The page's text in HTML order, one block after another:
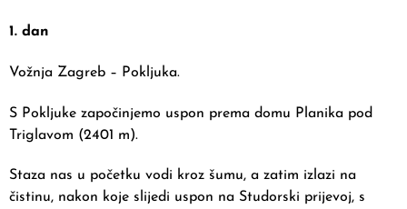
1. dan
Vožnja Zagreb – Pokljuka.
S Pokljuke započinjemo uspon prema domu Planika pod
Triglavom (2401 m).
Staza nas u početku vodi kroz šumu, a zatim izlazi na
čistinu, nakon koje slijedi uspon na Studorski prijevoj, s